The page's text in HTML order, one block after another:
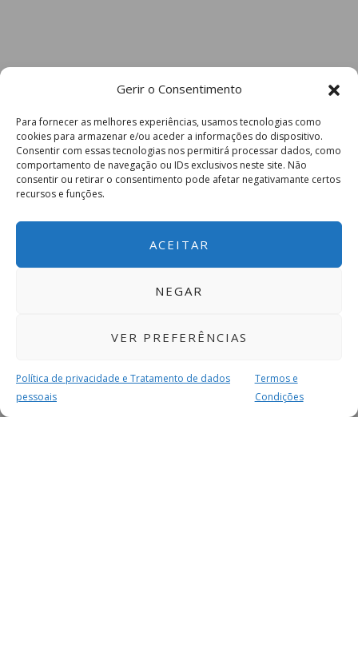
Gerir o Consentimento
Para fornecer as melhores experiências, usamos tecnologias como
cookies para armazenar e/ou aceder a informações do dispositivo.
Consentir com essas tecnologias nos permitirá processar dados, como
comportamento de navegação ou IDs exclusivos neste site. Não
consentir ou retirar o consentimento pode afetar negativamante certos
recursos e funções.
ACEITAR
NEGAR
VER PREFERÊNCIAS
Política de privacidade e Tratamento de dados
pessoais
Termos e
Condições